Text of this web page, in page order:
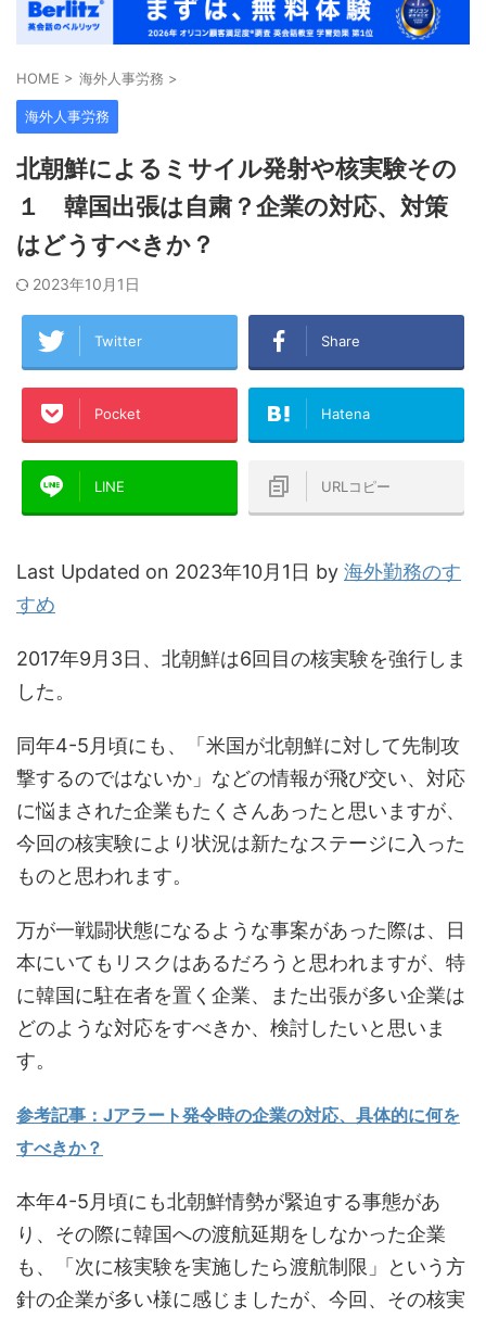
HOME > 海外人事労務 >
海外人事労務
北朝鮮によるミサイル発射や核実験その
１ 韓国出張は自粛？企業の対応、対策
はどうすべきか？
2023年10月1日
Twitter Share
Pocket Hatena
LINE URLコピー
Last Updated on 2023年10月1日 by 海外勤務のす
すめ
2017年9月3日、北朝鮮は6回目の核実験を強行しま
した。
同年4-5月頃にも、「米国が北朝鮮に対して先制攻
撃するのではないか」などの情報が飛び交い、対応
に悩まされた企業もたくさんあったと思いますが、
今回の核実験により状況は新たなステージに入った
ものと思われます。
万が一戦闘状態になるような事案があった際は、日
本にいてもリスクはあるだろうと思われますが、特
に韓国に駐在者を置く企業、また出張が多い企業は
どのような対応をすべきか、検討したいと思いま
す。
参考記事：Jアラート発令時の企業の対応、具体的に何を
すべきか？
本年4-5月頃にも北朝鮮情勢が緊迫する事態があ
り、その際に韓国への渡航延期をしなかった企業
も、「次に核実験を実施したら渡航制限」という方
針の企業が多い様に感じましたが、今回、その核実